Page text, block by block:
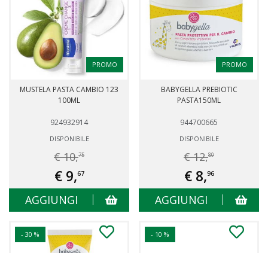
PROMO
MUSTELA PASTA CAMBIO 123
100ML
924932914
DISPONIBILE
€ 10,75
€ 9,67
AGGIUNGI
PROMO
BABYGELLA PREBIOTIC
PASTA150ML
944700665
DISPONIBILE
€ 12,80
€ 8,96
AGGIUNGI
- 30 % - 10 %